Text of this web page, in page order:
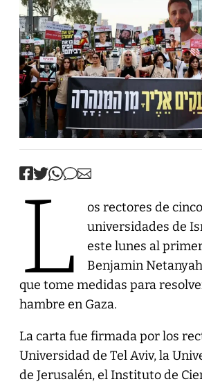
L
os rectores de
universidades de
este lunes al
Benjamin
que tome medidas para
hambre en Gaza.
La carta fue firmada por los
Universidad de Tel Aviv, la
de Jerusalén, el Instituto de